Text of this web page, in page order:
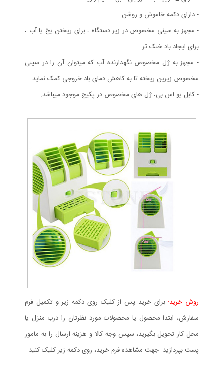
- دارای دکمه خاموش و روشن
- مجهز به سینی مخصوص در زیر دستگاه ، برای ریختن یخ یا آب ،
برای ایجاد باد خنک تر
- مجهز به ژل مخصوص نگهدارنده آب که میتوان آن را در سینی
مخصوص زیرین ریخته تا به کاهش دمای باد خروجی کمک نماید
- کابل یو اس بی، ژل های مخصوص در پکیج موجود میباشد.
روش خرید: برای خرید پس از کلیک روی دکمه زیر و تکمیل فرم
سفارش، ابتدا محصول یا محصولات مورد نظرتان را درب منزل یا
محل کار تحویل بگیرید، سپس وجه کالا و هزینه ارسال را به مامور
پست بپردازید. جهت مشاهده فرم خرید، روی دکمه زیر کلیک کنید.